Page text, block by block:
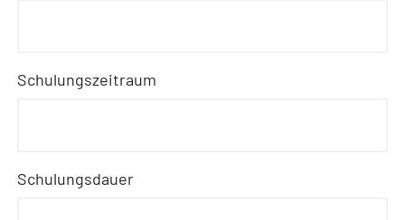
Schulungszeitraum
Schulungsdauer